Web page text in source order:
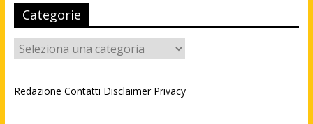
Categorie
Categorie
Redazione Contatti Disclaimer Privacy